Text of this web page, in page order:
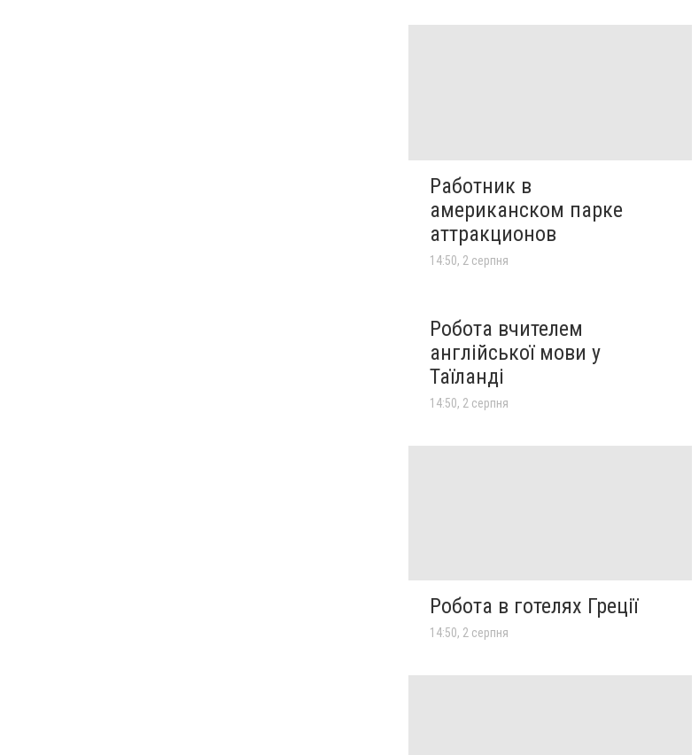
Работник в
американском парке
аттракционов
14:50, 2 серпня
Робота вчителем
англійської мови у
Таїланді
14:50, 2 серпня
Робота в готелях Греції
14:50, 2 серпня